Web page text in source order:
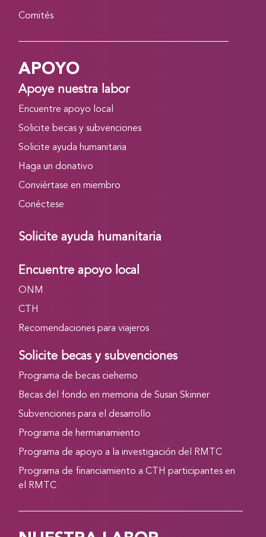
Comités
APOYO
Apoye nuestra labor
Encuentre apoyo local
Solicite becas y subvenciones
Solicite ayuda humanitaria
Haga un donativo
Conviértase en miembro
Conéctese
Solicite ayuda humanitaria
Encuentre apoyo local
ONM
CTH
Recomendaciones para viajeros
Solicite becas y subvenciones
Programa de becas ciehemo
Becas del fondo en memoria de Susan Skinner
Subvenciones para el desarrollo
Programa de hermanamiento
Programa de apoyo a la investigación del RMTC
Programa de financiamiento a CTH participantes en
el RMTC